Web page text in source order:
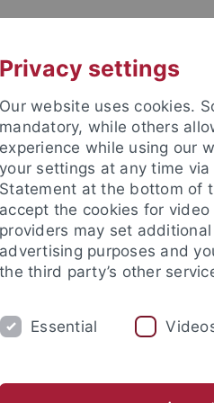
im Ausland Sprachen lernen
Privacy settings
Our website uses cookies.
mandatory, while others
experience while using our
your settings at any time via
Statement at the bottom of
accept the cookies for
providers may set
advertising purposes and
the third party’s other
Essential